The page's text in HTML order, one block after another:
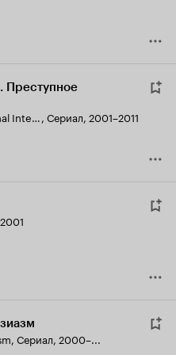
Преступное
Law & Order: Criminal Intent, Сериал, 2001–2011
2001
, Сериал, 2000–...